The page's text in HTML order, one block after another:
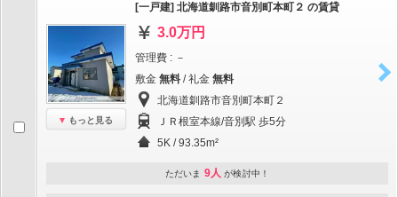
もっと見る
[一戸建] 北海道釧路市音別町本町２ の賃貸
3.0万円
管理費 : －
敷金 無料 / 礼金 無料
北海道釧路市音別町本町２
ＪＲ根室本線/音別駅 歩5分
5K / 93.35m²
ただいま 9人 が検討中！